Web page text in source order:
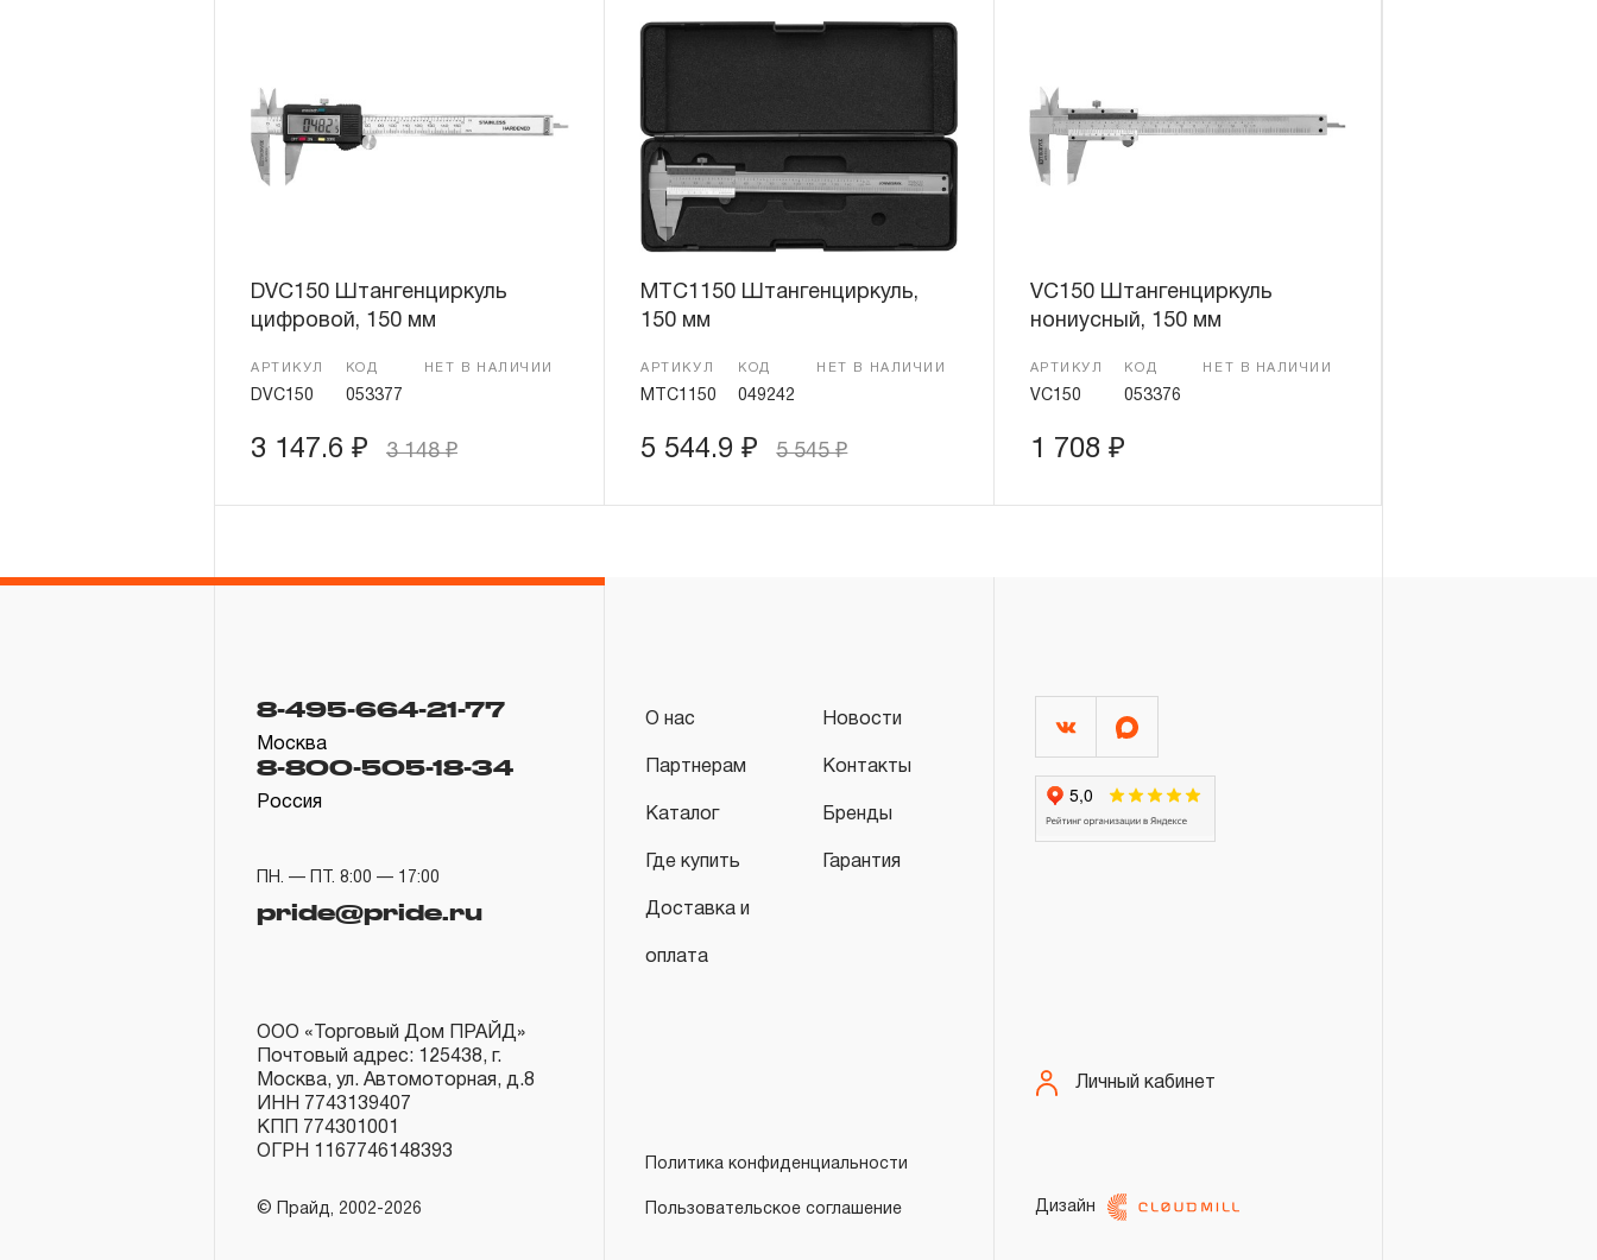
DVC150 Штангенциркуль
цифровой, 150 мм
АРТИКУЛ
DVC150
КОД
053377
НЕТ В НАЛИЧИИ
3 147.6 ₽ 3 148₽
MTC1150 Штангенциркуль,
150 мм
АРТИКУЛ
MTC1150
КОД
049242
НЕТ В НАЛИЧИИ
5 544.9₽ 5 545₽
VC150 Штангенциркуль
нониусный, 150 мм
АРТИКУЛ
VC150
КОД
053376
НЕТ В НАЛИЧИИ
1 708 ₽
8-495-664-21-77
Москва
8-800-505-18-34
Россия
ПН. — ПТ. 8:00 — 17:00
pride@pride.ru
ООО «Торговый Дом ПРАЙД»
Почтовый адрес: 125438, г.
Москва, ул. Автомоторная, д.8
ИНН 7743139407
КПП 774301001
ОГРН 1167746148393
© Прайд, 2002-2026
О нас Новости
Партнерам Контакты
Каталог Бренды
Где купить Гарантия
Доставка и
оплата
Политика конфиденциальности
Пользовательское соглашение
Личный кабинет
Дизайн